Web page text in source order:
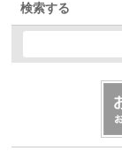
検索する